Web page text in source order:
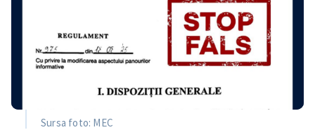
Sursa foto: MEC